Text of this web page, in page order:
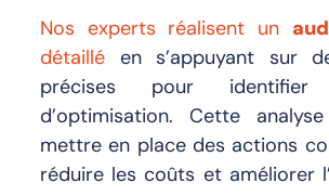
Nos experts réalisent un
détaillé en s’appuyant sur
précises pour
d’optimisation. Cette
mettre en place des actions
réduire les coûts et améliorer